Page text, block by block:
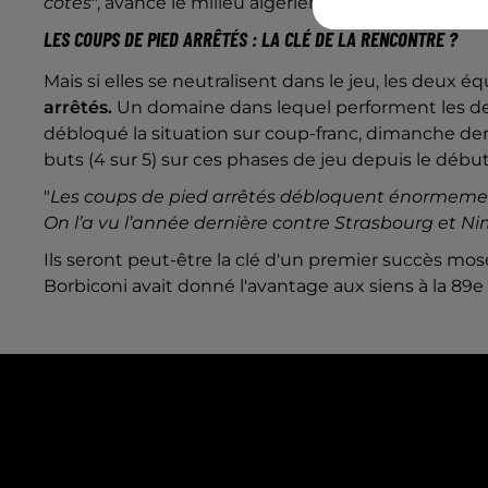
LES COUPS DE PIED ARRÊTÉS : LA CLÉ DE LA RENCONTRE ?
Mais si elles se neutralisent dans le jeu, les deux
arrêtés. Un domaine dans lequel performent les
débloqué la situation sur coup-franc, dimanche
buts (4 sur 5) sur ces phases de jeu depuis le
"Les coups de pied arrêtés débloquent
On l’a vu l’année dernière contre Strasbourg et
Ils seront peut-être la clé d'un premier succès
Borbiconi avait donné l'avantage aux siens à la